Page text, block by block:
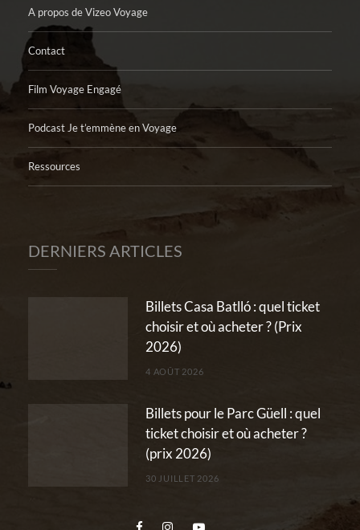
A propos de Vizeo Voyage
Contact
Film Voyage Engagé
Podcast Je t’emmène en Voyage
Ressources
DERNIERS ARTICLES
Billets Casa Batlló : quel ticket
choisir et où acheter ? (Prix
2026)
4 AOÛT 2026
Billets pour le Parc Güell : quel
ticket choisir et où acheter ?
(prix 2026)
30 JUILLET 2026